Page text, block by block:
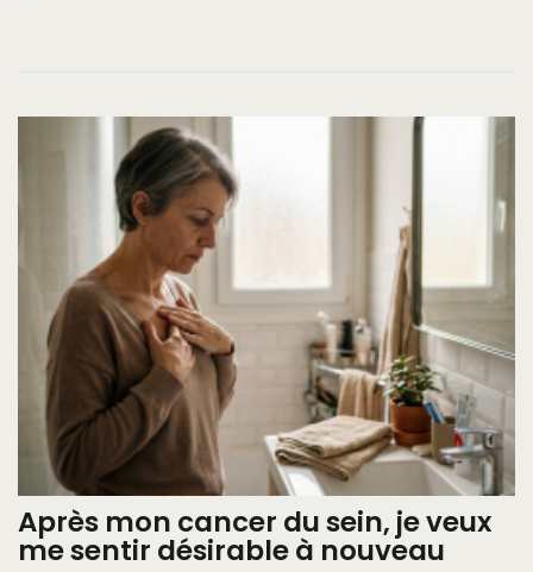
Après mon cancer du sein, je veux
me sentir désirable à nouveau